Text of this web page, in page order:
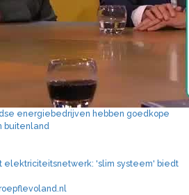
energiebedrijven hebben goedkope
buitenland
elektriciteitsnetwerk: 'slim systeem' biedt